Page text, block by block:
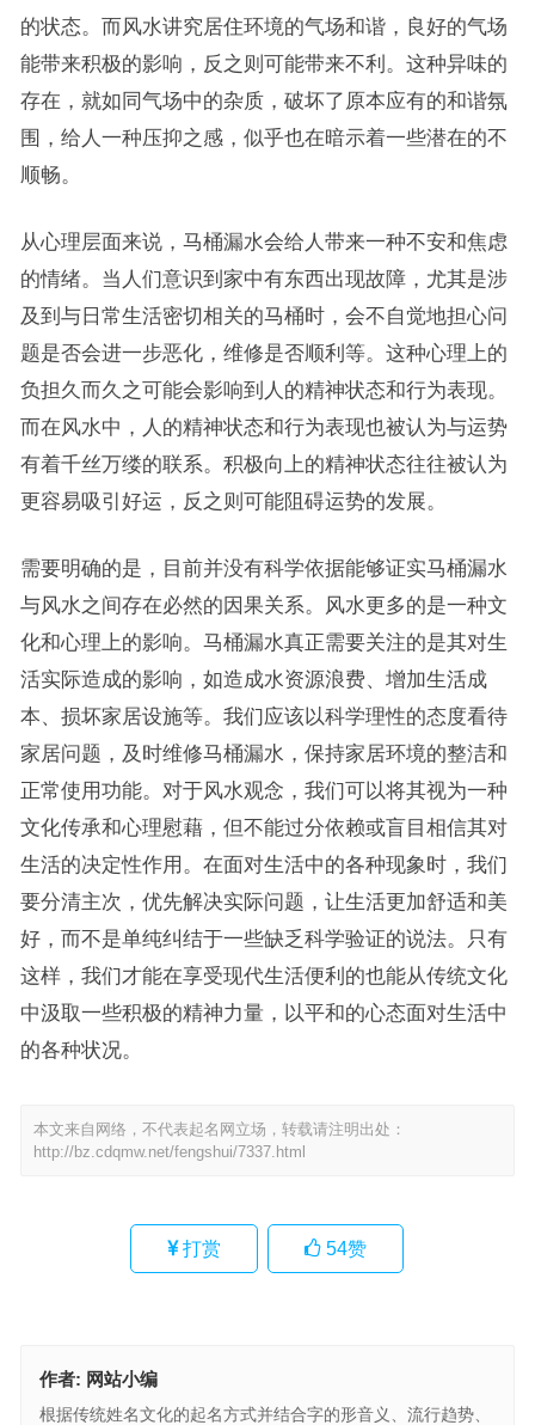
的状态。而风水讲究居住环境的气场和谐，良好的气场
能带来积极的影响，反之则可能带来不利。这种异味的
存在，就如同气场中的杂质，破坏了原本应有的和谐氛
围，给人一种压抑之感，似乎也在暗示着一些潜在的不
顺畅。
从心理层面来说，马桶漏水会给人带来一种不安和焦虑
的情绪。当人们意识到家中有东西出现故障，尤其是涉
及到与日常生活密切相关的马桶时，会不自觉地担心问
题是否会进一步恶化，维修是否顺利等。这种心理上的
负担久而久之可能会影响到人的精神状态和行为表现。
而在风水中，人的精神状态和行为表现也被认为与运势
有着千丝万缕的联系。积极向上的精神状态往往被认为
更容易吸引好运，反之则可能阻碍运势的发展。
需要明确的是，目前并没有科学依据能够证实马桶漏水
与风水之间存在必然的因果关系。风水更多的是一种文
化和心理上的影响。马桶漏水真正需要关注的是其对生
活实际造成的影响，如造成水资源浪费、增加生活成
本、损坏家居设施等。我们应该以科学理性的态度看待
家居问题，及时维修马桶漏水，保持家居环境的整洁和
正常使用功能。对于风水观念，我们可以将其视为一种
文化传承和心理慰藉，但不能过分依赖或盲目相信其对
生活的决定性作用。在面对生活中的各种现象时，我们
要分清主次，优先解决实际问题，让生活更加舒适和美
好，而不是单纯纠结于一些缺乏科学验证的说法。只有
这样，我们才能在享受现代生活便利的也能从传统文化
中汲取一些积极的精神力量，以平和的心态面对生活中
的各种状况。
本文来自网络，不代表起名网立场，转载请注明出处：
http://bz.cdqmw.net/fengshui/7337.html
打赏 54赞
作者: 网站小编
根据传统姓名文化的起名方式并结合字的形音义、流行趋势、